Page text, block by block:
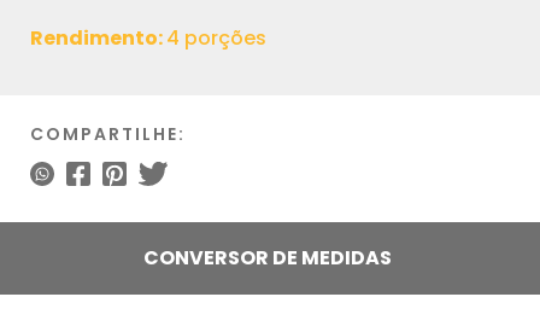
Rendimento:4 porções
COMPARTILHE:
CONVERSOR DE MEDIDAS